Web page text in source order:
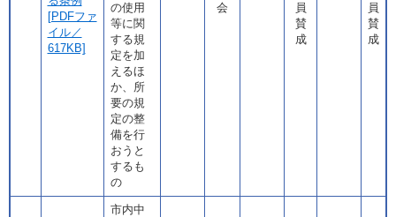
[PDFファ
イル／
617KB]
の使用
等に関
する規
定を加
えるほ
か、所
要の規
定の整
備を行
おうと
するも
の
会
員
賛
成
員
賛
成
市内中